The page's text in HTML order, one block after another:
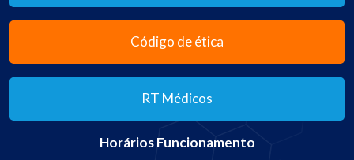
Código de ética
RT Médicos
Horários Funcionamento